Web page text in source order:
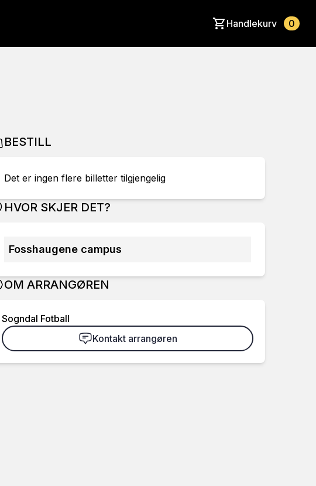
Handlekurv 0
BESTILL
Det er ingen flere billetter tilgjengelig
HVOR SKJER DET?
Fosshaugene campus
OM ARRANGØREN
Sogndal Fotball
Kontakt arrangøren